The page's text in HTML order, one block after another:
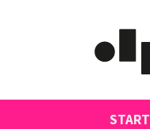
START